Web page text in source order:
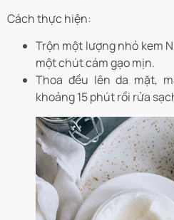
Cách thực hiện:
Trộn một lượng nhỏ kem
một chút cám gạo mịn.
Thoa đều lên da mặt,
khoảng 15 phút rồi rửa